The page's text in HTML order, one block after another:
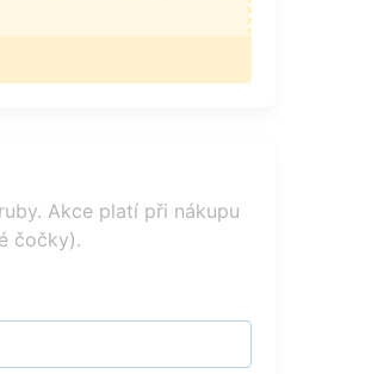
Akce platí při nákupu
čočky).